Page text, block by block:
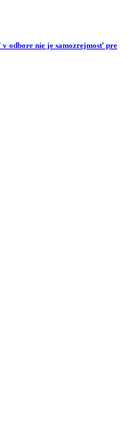
odbore nie je samozrejmosť pre